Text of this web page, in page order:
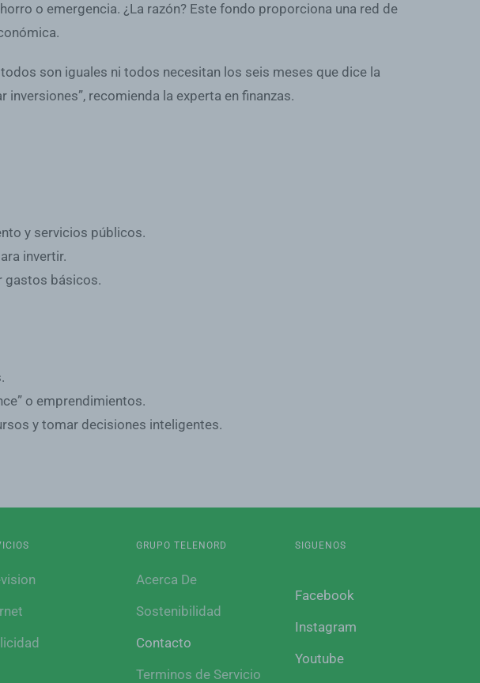
o emergencia. ¿La razón? Este fondo proporciona una red de
son iguales ni todos necesitan los seis meses que dice la
recomienda la experta en finanzas.
y servicios públicos.
invertir.
gastos básicos.
o emprendimientos.
y tomar decisiones inteligentes.
GRUPO TELENORD
Acerca De
Sostenibilidad
Contacto
Terminos de Servicio
SIGUENOS
Facebook
Instagram
Youtube